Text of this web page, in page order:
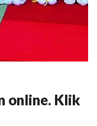
online. Klik